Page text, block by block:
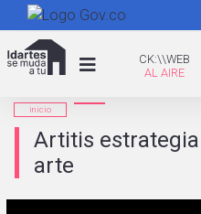
CK:\\WEB
inicio
Artitis
arte